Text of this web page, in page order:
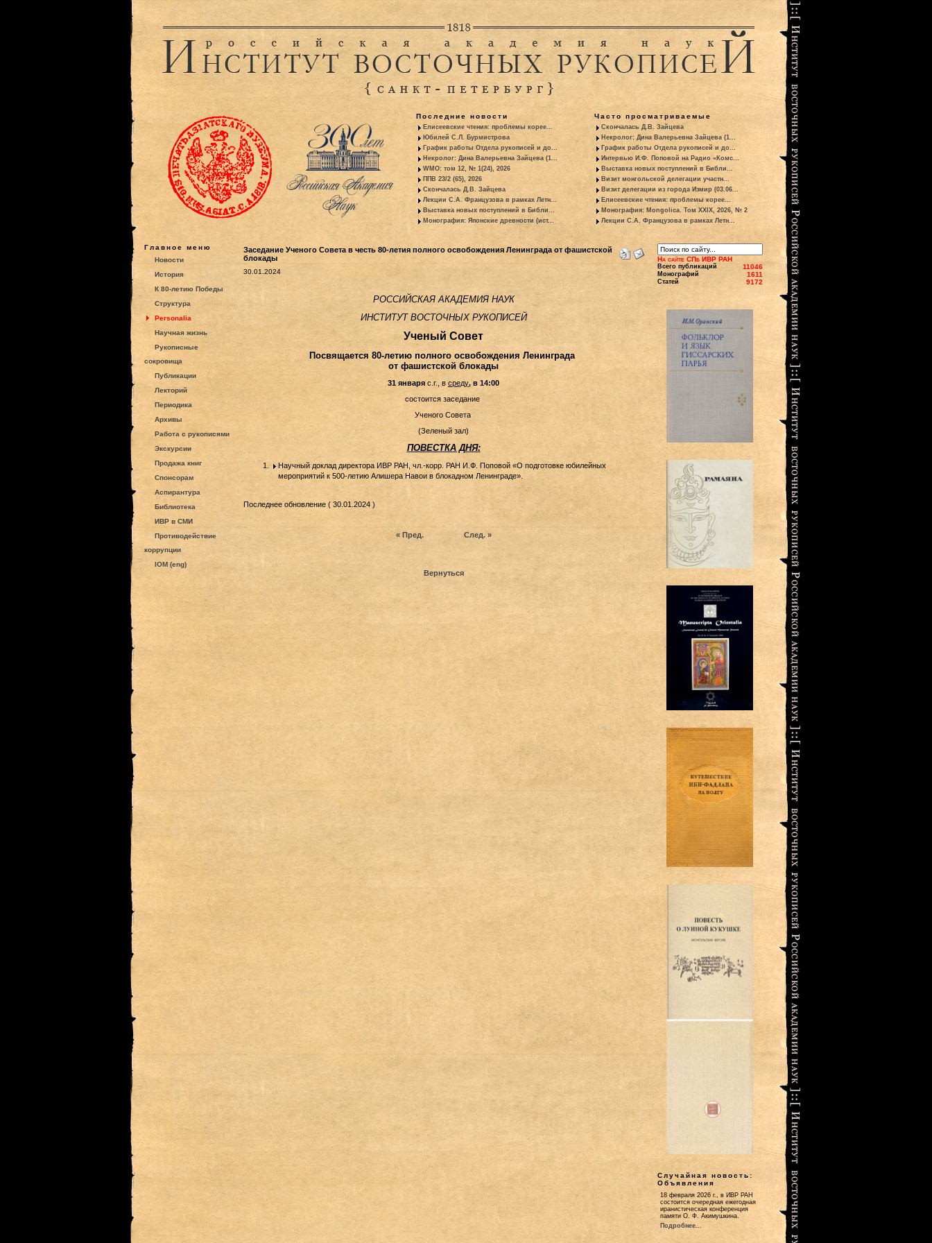
Последние новости
Елисеевские чтения: проблемы корее...
Юбилей С.Л. Бурмистрова
График работы Отдела рукописей и до...
Некролог: Дина Валерьевна Зайцева (1...
WMO: том 12, № 1(24), 2026
ППВ 23/2 (65), 2026
Скончалась Д.В. Зайцева
Лекции С.А. Французова в рамках Летн...
Выставка новых поступлений в Библи...
Монография: Японские древности (ист...
Часто просматриваемые
Скончалась Д.В. Зайцева
Некролог: Дина Валерьевна Зайцева (1...
График работы Отдела рукописей и до...
Интервью И.Ф. Поповой на Радио «Комс...
Выставка новых поступлений в Библи...
Визит монгольской делегации участн...
Визит делегации из города Измир (03.06...
Елисеевские чтения: проблемы корее...
Монография: Mongolica. Том XXIX, 2026, № 2
Лекции С.А. Французова в рамках Летн...
Главное меню
Новости
История
К 80-летию Победы
Структура
Personalia
Научная жизнь
Рукописные
сокровища
Публикации
Лекторий
Периодика
Архивы
Работа с рукописями
Экскурсии
Продажа книг
Спонсорам
Аспирантура
Библиотека
ИВР в СМИ
Противодействие
коррупции
IOM (eng)
Заседание Ученого Совета в честь 80-летия полного освобождения Ленинграда от фашистской
блокады
30.01.2024
РОССИЙСКАЯ АКАДЕМИЯ НАУК
ИНСТИТУТ ВОСТОЧНЫХ РУКОПИСЕЙ
Ученый Совет
Посвящается 80-летию полного освобождения Ленинграда
от фашистской блокады
31 января с.г., в среду, в 14:00
состоится заседание
Ученого Совета
(Зеленый зал)
ПОВЕСТКА ДНЯ:
Научный доклад директора ИВР РАН, чл.-корр. РАН И.Ф. Поповой «О подготовке юбилейных
мероприятий к 500-летию Алишера Навои в блокадном Ленинграде».
Последнее обновление ( 30.01.2024 )
« Пред. След. »
Вернуться
На сайте СПб ИВР РАН
Всего публикаций 11046
Монографий 1611
Статей 9172
Случайная новость:
Объявления
18 февраля 2026 г., в ИВР РАН
состоится очередная ежегодная
иранистическая конференция
памяти О. Ф. Акимушкина.
Подробнее...